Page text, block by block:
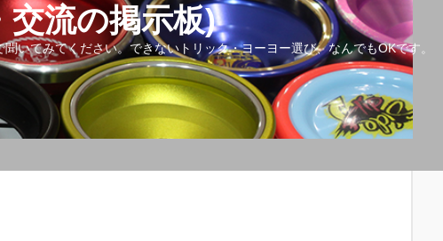
流の掲示板)
いてみてください。できないトリック・ヨーヨー選び、なんでもOKです。